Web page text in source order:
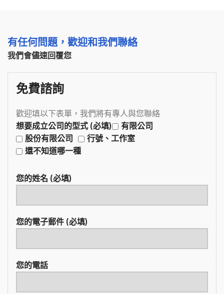
有任何問題，歡迎和我們聯絡
我們會儘速回覆您
免費諮詢
歡迎填以下表單，我們將有專人與您聯絡
想要成立公司的型式 (必填)
有限公司
股份有限公司
行號、工作室
還不知道哪一種
您的姓名 (必填)
您的電子郵件 (必填)
您的電話